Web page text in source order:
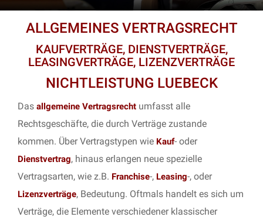
ALLGEMEINES VERTRAGSRECHT
KAUFVERTRÄGE, DIENSTVERTRÄGE,
LEASINGVERTRÄGE, LIZENZVERTRÄGE
NICHTLEISTUNG LUEBECK
Das allgemeine Vertragsrecht umfasst alle
Rechtsgeschäfte, die durch Verträge zustande
kommen. Über Vertragstypen wie Kauf- oder
Dienstvertrag, hinaus erlangen neue spezielle
Vertragsarten, wie z.B. Franchise-, Leasing-, oder
Lizenzverträge, Bedeutung. Oftmals handelt es sich um
Verträge, die Elemente verschiedener klassischer